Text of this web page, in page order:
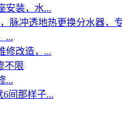
安装，水...
...
修改造，...
...
间那样子...